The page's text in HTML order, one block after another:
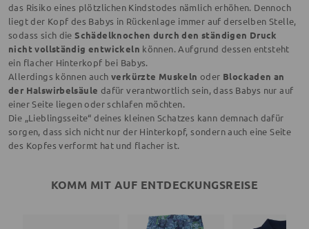
das Risiko eines plötzlichen Kindstodes nämlich erhöhen. Dennoch
liegt der Kopf des Babys in Rückenlage immer auf derselben Stelle,
sodass sich die Schädelknochen durch den ständigen Druck
nicht vollständig entwickeln können. Aufgrund dessen entsteht
ein flacher Hinterkopf bei Babys.
Allerdings können auch verkürzte Muskeln oder Blockaden an
der Halswirbelsäule dafür verantwortlich sein, dass Babys nur auf
einer Seite liegen oder schlafen möchten.
Die „Lieblingsseite“ deines kleinen Schatzes kann demnach dafür
sorgen, dass sich nicht nur der Hinterkopf, sondern auch eine Seite
des Kopfes verformt hat und flacher ist.
KOMM MIT AUF ENTDECKUNGSREISE